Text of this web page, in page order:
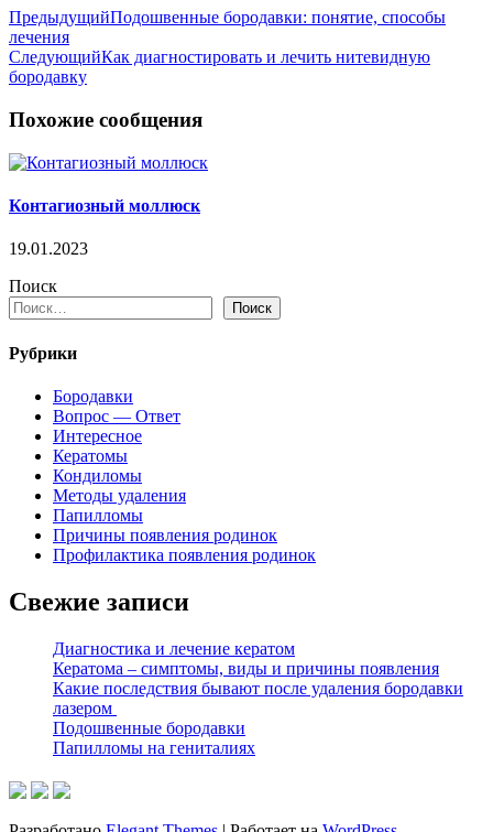
ПредыдущийПодошвенные бородавки: понятие, способы
лечения
СледующийКак диагностировать и лечить нитевидную
бородавку
Похожие сообщения
Контагиозный моллюск
19.01.2023
Поиск
Поиск
Рубрики
Бородавки
Вопрос — Ответ
Интересное
Кератомы
Кондиломы
Методы удаления
Папилломы
Причины появления родинок
Профилактика появления родинок
Свежие записи
Диагностика и лечение кератом
Кератома – симптомы, виды и причины появления
Какие последствия бывают после удаления бородавки
лазером
Подошвенные бородавки
Папилломы на гениталиях